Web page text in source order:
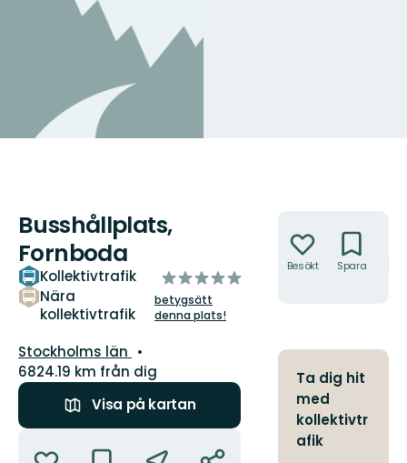
Busshållplats,
Fornboda
Kollektivtrafik
Nära
kollektivtrafik
av
5
stjärnor
betygsätt
denna plats!
Län:
Stockholms län
6824.19 km från dig
Visa på kartan
Besökt Spara
Ta dig hit
med
kollektivtr
afik